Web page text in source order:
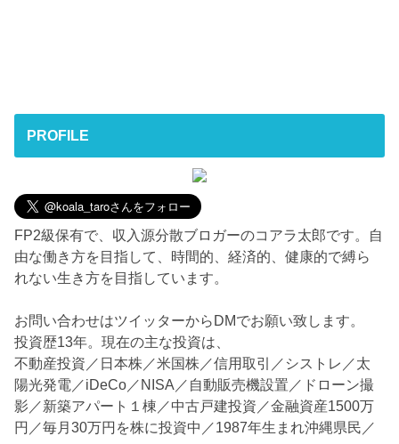
PROFILE
FP2級保有で、収入源分散ブロガーのコアラ太郎です。自
由な働き方を目指して、時間的、経済的、健康的で縛ら
れない生き方を目指しています。
お問い合わせはツイッターからDMでお願い致します。
投資歴13年。現在の主な投資は、
不動産投資／日本株／米国株／信用取引／シストレ／太
陽光発電／iDeCo／NISA／自動販売機設置／ドローン撮
影／新築アパート１棟／中古戸建投資／金融資産1500万
円／毎月30万円を株に投資中／1987年生まれ沖縄県民／